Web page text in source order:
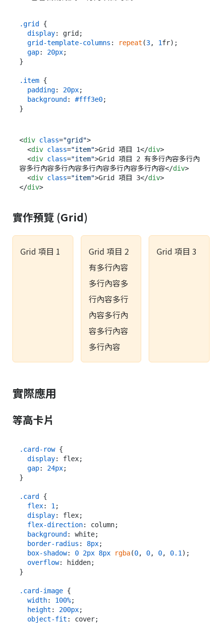
.grid {
display: grid;
grid-template-columns : repeat (3, 1fr);
gap: 20px;
}
.item {
padding: 20px;
background: #fff3e0;
<div class="grid">
<div class="item">Grid 項目 1</div>
<div class="item">Grid 項目 2 有多行內容多行內
容多行內容多行內容多行內容多行內容多行內容</div>
<div class="item">Grid 項目 3</div>
</div>
實作預覽 (Grid)
Grid 項目 1
Grid 項目 2
有多行內容
多行內容多
行內容多行
內容多行內
容多行內容
多行內容
Grid 項目 3
實際應用
等高卡片
.card-row {
display: flex;
gap: 24px;
}
.card
{
flex: 1 ;
display: flex;
flex-direction: column;
background : white;
border-radius : 8px;
box-shadow: 0 2px 8px rgba(0, 0, 0, 0.1 );
overflow: hidden;
}
.card-image {
width: 100%;
height : 200px;
object-fit : cover;